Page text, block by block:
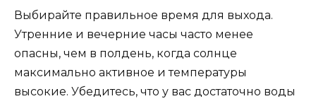
Выбирайте правильное время для выхода.
Утренние и вечерние часы часто менее
опасны, чем в полдень, когда солнце
максимально активное и температуры
высокие. Убедитесь, что у вас достаточно воды